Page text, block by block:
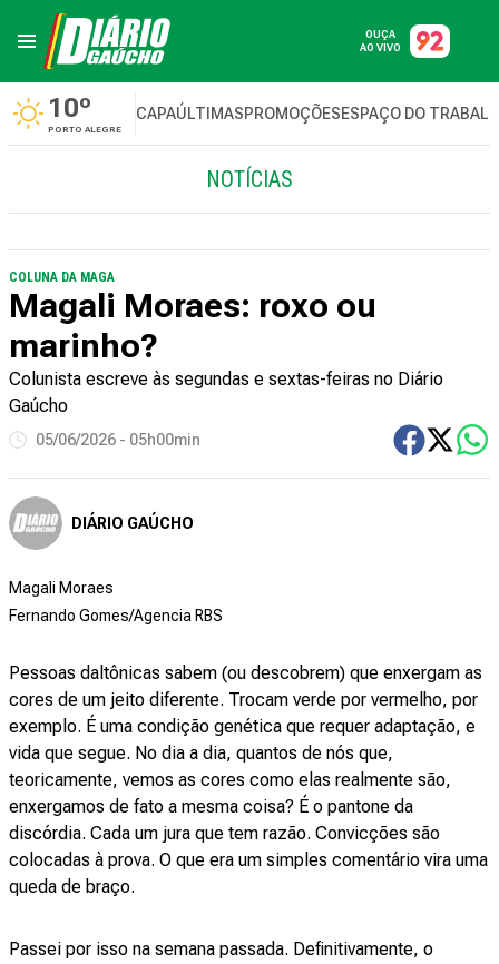
OUÇA
AO VIVO
10º
PORTO ALEGRE
CAPAÚLTIMASPROMOÇÕESESPAÇO DO
NOTÍCIAS
COLUNA DA MAGA
Magali Moraes: roxo ou
marinho?
Colunista escreve às segundas e sextas-feiras no Diário
Gaúcho
05/06/2026 - 05h00min
DIÁRIO GAÚCHO
Magali Moraes
Fernando Gomes/Agencia RBS
Pessoas daltônicas sabem (ou descobrem) que enxergam as
cores de um jeito diferente. Trocam verde por vermelho, por
exemplo. É uma condição genética que requer adaptação, e
vida que segue. No dia a dia, quantos de nós que,
teoricamente, vemos as cores como elas realmente são,
enxergamos de fato a mesma coisa? É o pantone da
discórdia. Cada um jura que tem razão. Convicções são
colocadas à prova. O que era um simples comentário vira uma
queda de braço.
Passei por isso na semana passada. Definitivamente, o